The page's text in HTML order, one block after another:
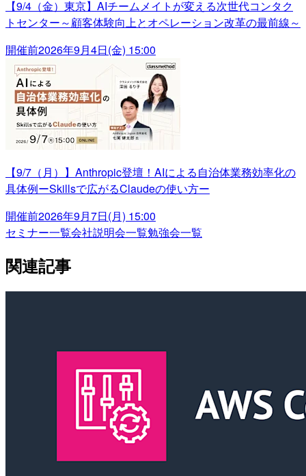
【9/4（金）東京】AIチームメイトが変える次世代コンタク
トセンター～顧客体験向上とオペレーション改革の最前線～
開催前2026年9月4日(金) 15:00
【9/7（月）】Anthropic登壇！AIによる自治体業務効率化の
具体例ーSkillsで広がるClaudeの使い方ー
開催前2026年9月7日(月) 15:00
セミナー一覧会社説明会一覧勉強会一覧
関連記事